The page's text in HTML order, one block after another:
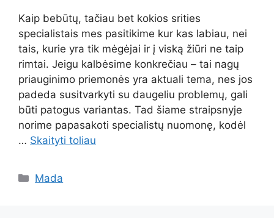
Kaip bebūtų, tačiau bet kokios srities
specialistais mes pasitikime kur kas labiau, nei
tais, kurie yra tik mėgėjai ir į viską žiūri ne taip
rimtai. Jeigu kalbėsime konkrečiau – tai nagų
priauginimo priemonės yra aktuali tema, nes jos
padeda susitvarkyti su daugeliu problemų, gali
būti patogus variantas. Tad šiame straipsnyje
norime papasakoti specialistų nuomonę, kodėl
… Skaityti toliau
Kategorijos
Mada